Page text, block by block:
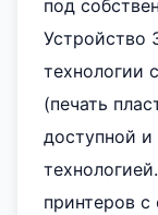
под
Устройство
технологии
(печать
доступной и
принтеров с